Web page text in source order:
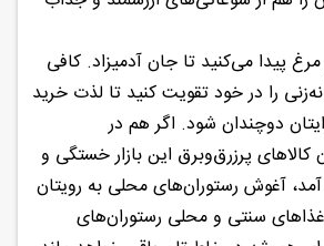
مرغ پیدا می‌کنید تا جان آدمیزاد. کافی
را در خود تقویت کنید تا لذت خرید
دوچندان شود. اگر هم در
پرزرق‌وبرق این بازار خستگی و
آغوش رستوران‌های محلی‌ به رویتان
سنتی و محلی رستوران‌های